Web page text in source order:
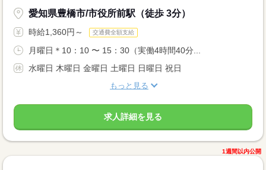
愛知県豊橋市/市役所前駅（徒歩 3分）
時給1,360円～ 交通費全額支給
月曜日＊10：10 〜 15：30（実働4時間40分...
水曜日 木曜日 金曜日 土曜日 日曜日 祝日
もっと見る
求人詳細を見る
1週間以内公開